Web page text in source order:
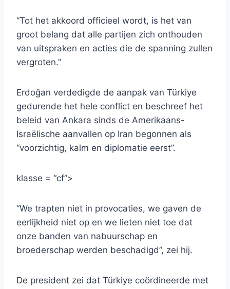
“Tot het akkoord officieel wordt, is het van
groot belang dat alle partijen zich onthouden
van uitspraken en acties die de spanning zullen
vergroten.”
Erdoğan verdedigde de aanpak van Türkiye
gedurende het hele conflict en beschreef het
beleid van Ankara sinds de Amerikaans-
Israëlische aanvallen op Iran begonnen als
“voorzichtig, kalm en diplomatie eerst”.
klasse = “cf”>
“We trapten niet in provocaties, we gaven de
eerlijkheid niet op en we lieten niet toe dat
onze banden van nabuurschap en
broederschap werden beschadigd”, zei hij.
De president zei dat Türkiye coördineerde met